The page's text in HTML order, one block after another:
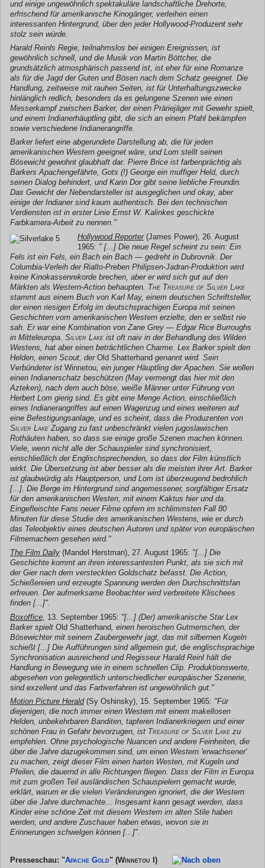
und einige ungewöhnlich spektakuläre landschaftliche Drehorte,
erfrischend für amerikanische Kinogänger, verleihen einen
interessanten Hintergrund, über den jeder Hollywood-Produzent sehr
stolz sein würde.
Harald Reinls Regie, teilnahmslos bei einigen Ereignissen, ist
gewöhnlich schnell, und die Musik von Martin Böttcher, die
grundsätzlich atmosphärisch passend ist, ist eher für eine Romanze
als für die Jagd der Guten und Bösen nach dem Schatz geeignet. Die
Handlung, zeitweise mit rauhen Seiten, ist für Unterhaltungszwecke
hinlänglich redlich, besonders da es gelungene Szenen wie einen
Messerkampf zwischen Barker, der einen Präriejäger mit Gewehr spielt,
und einem Indianerhäuptling gibt, die sich an einem Pfahl bekämpfen
sowie verschiedene Indianerangriffe.
Barker liefert eine abgerundete Darstellung ab, die für jeden
amerikanischen Western geeignet wäre, und Lom stellt seinen
Bösewicht gewohnt glaubhaft dar. Pierre Brice ist farbenprächtig als
Barkers Apachengefährte, Gots (!) George ein muffiger Held, durch
seinen Dialog behindert, und Karin Dor gibt seine liebliche Freundin.
Das Gewicht der Nebendarsteller ist ausgeglichen und okay, aber
einige der Indianer sind kaum authentisch. Bei den technischen
Verdiensten ist in erster Linie Ernst W. Kalinkes geschickte
Farbkamera-Arbeit zu nennen."
Hollywood Reporter(James Power), 26. August
1965: " [...] Die neue Regel scheint zu sein: Ein
Fels ist ein Fels, ein Bach ein Bach — gedreht in Dubrovnik. Der
Columbia-Verleih der Rialto-Preben Philipsen-Jadran-Produktion wird
keine Kinokassenrekorde brechen, aber er wird sich gut auf den
Märkten als Western-Action behaupten. The Treasure of Silver Lake
stammt aus einem Buch von Karl May, einem deutschen Schriftsteller,
der einen riesigen Erfolg im deutschsprachigen Europa mit seinen
Geschichten vom amerikanischen Western erzielte, den er selbst nie
sah. Er war eine Kombination von Zane Grey — Edgar Rice Burroughs
in Mitteleuropa. Silver Lake ist oft naiv in der Behandlung des Wilden
Westens, hat aber einen beträchtlichen Charme. Lex Barker spielt den
Helden, einen Scout, der Old Shatterhand genannt wird. Sein
Verbündeter ist Winnetou , ein junger Häuptling der Apachen. Sie wollen
einen Indianerschatz beschützen (May vermengt das hier mit den
Azteken), nach dem auch böse, weiße Männer unter Führung von
Herbert Lom gierig sind. Es gibt eine Menge Action, einschließlich
eines Indianerangriffes auf einen Wagenzug und eines weiteren auf
eine Befestigungsanlage, und es scheint, dass die Produzenten von
Silver Lake Zugang zu fast unbeschränkt vielen jugoslawischen
Rothäuten haben, so dass sie einige große Szenen machen können.
Viele, wenn nicht alle der Schauspieler sind synchronisiert,
einschließlich der Englischsprechenden, so dass der Film künstlich
wirkt. Die Übersetzung ist aber besser als die meisten ihrer Art. Barker
ist glaubwürdig als Hauptperson, und Lom ist überzeugend bedrohlich
[...]. Die Berge im Hintergrund sind angemessener, sorgfältiger Ersatz
für den amerikanischen Westen, mit einem Kaktus hier und da.
Eingefleischte Fans neuer Filme opfern im schlimmsten Fall 80
Minuten für diese Studie des amerikanischen Westens, wie er durch
das Teleobjektiv eines deutschen Autoren und später von europäischen
Filmemachern gesehen wird."
The Film Daily (Mandel Herstman), 27. August 1965: "[...] Die
Geschichte kommt an ihren interessantesten Punkt, als sie sich mit
der Gier nach dem versteckten Goldschatz befasst. Die Action,
Schießereien und erzeugte Spannung werden den Durchschnittsfan
erfreuen. Der aufmerksame Beobachter wird verbreitete Klischees
finden [...]".
Boxoffice , 13. September 1965: "[...] (Der) amerikanische Star Lex
Barker spielt Old Shatterhand , einen heroischen Gutmenschen, der
Bösewichter mit seinem Zaubergewehr jagt, das mit silbernen Kugeln
schießt [...] Die Aufführungen sind allgemein gut, die englischsprachige
Synchronisation ausreichend und Regisseur Harald Reinl hält die
Handlung in Bewegung wie in einem schnellen Clip. Produktionswerte,
abgesehen von gelegentlich unterschiedlicher europäischer Szenerie,
sind exzellent und das Farbverfahren ist ungewöhnlich gut."
Motion Picture Herald(Sy Oshinsky), 15. September 1965: "Für
diejenigen, die noch immer einen Western mit einem makellosen
Helden, unbekehrbaren Banditen, tapferen Indianerkriegern und einer
schönen Frau in Gefahr bevorzugen, ist Treasure of Silver Lake zu
empfehlen. Ohne psychologische Nuancen und andere Feinheiten, die
über die Jahre dazugekommen sind, um einen Western 'erwachsener'
zu machen, zeigt dieser Film einen harten Westen, mit Kugeln und
Pfeilen, die dauernd in alle Richtungen fliegen. Dass der Film in Europa
mit zum großen Teil ausländischen Schauspielern gemacht wurde,
erklärt, warum er die vielen Veränderungen ignoriert, die der Western
über die Jahre durchmachte... Insgesamt kann gesagt werden, dass
Kinder eine schöne Zeit mit diesem Western im alten Stile haben
werden, und andere Zuschauer haben etwas, wovon sie in
Erinnerungen schwelgen können [...]".
Presseschau: "Apache Gold" (Winnetou I)